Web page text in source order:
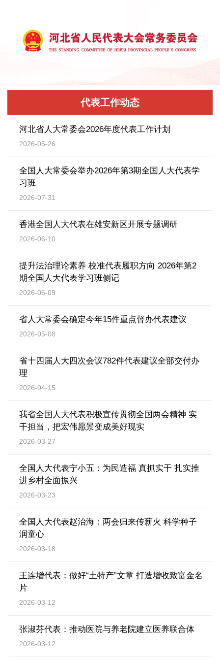
代表工作动态
河北省人大常委会2026年度代表工作计划
2026-05-26
全国人大常委会举办2026年第3期全国人大代表学
习班
2026-07-31
香港全国人大代表在雄安新区开展专题调研
2026-06-10
提升法治理论素养 校准代表履职方向 2026年第2
期全国人大代表学习班侧记
2026-06-09
省人大常委会确定今年15件重点督办代表建议
2026-05-08
省十四届人大四次会议782件代表建议全部交付办
理
2026-04-15
我省全国人大代表积极宣传贯彻全国两会精神 实
干担当，把宏伟愿景变成美好现实
2026-03-27
全国人大代表宁小五：为民造福 真抓实干 扎实推
进乡村全面振兴
2026-03-23
全国人大代表赵治海：两会归来传薪火 科学种子
润童心
2026-03-18
王连增代表：做好“土特产”文章 打造增收致富金名
片
2026-03-12
张淑芬代表：推动医院与养老院建立医养联合体
2026-03-12